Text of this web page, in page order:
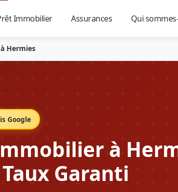
Immobilier Assurances Qui
Hermies
Google
à
Garanti